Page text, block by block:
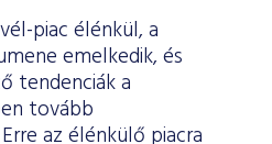
piac élénkül, a
emelkedik, és
tendenciák a
tovább
az élénkülő piacra